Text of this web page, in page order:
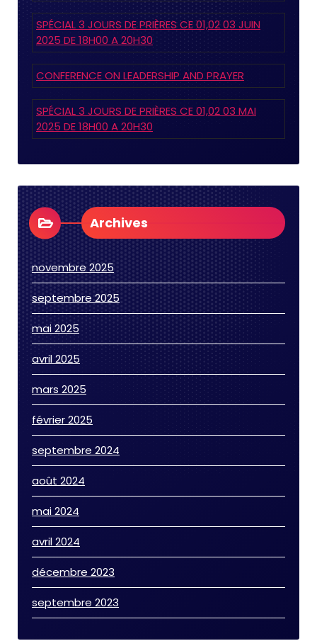
SPÉCIAL 3 JOURS DE PRIÈRES CE 01,02 03 JUIN
2025 DE 18H00 A 20H30
CONFERENCE ON LEADERSHIP AND PRAYER
SPÉCIAL 3 JOURS DE PRIÈRES CE 01,02 03 MAI
2025 DE 18H00 A 20H30
Archives
novembre 2025
septembre 2025
mai 2025
avril 2025
mars 2025
février 2025
septembre 2024
août 2024
mai 2024
avril 2024
décembre 2023
septembre 2023